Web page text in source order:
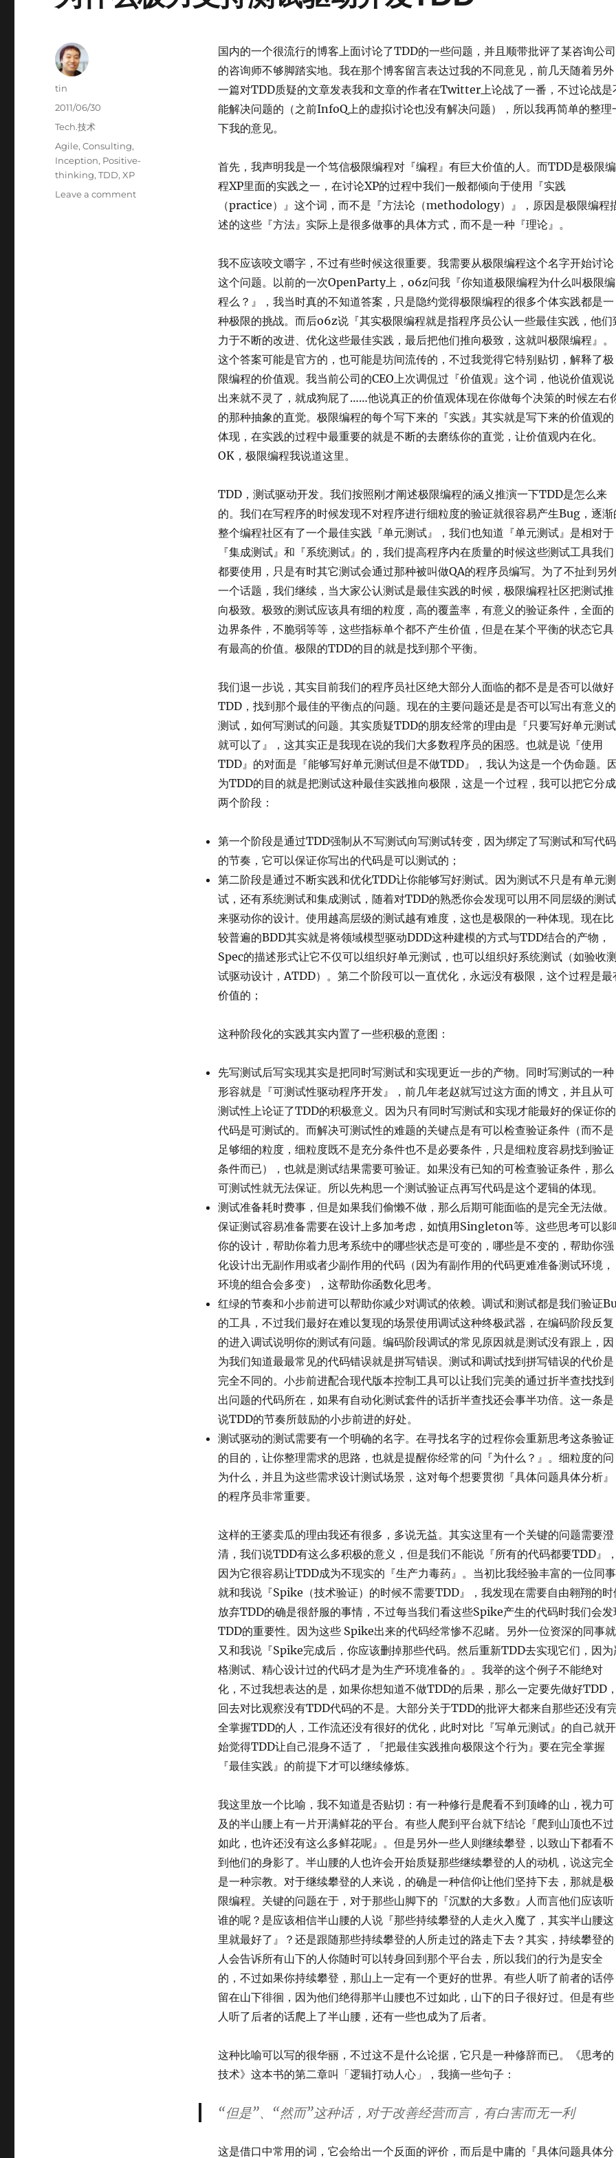
国内的一个很流行的博客上面讨论了TDD的一些问题，并且顺带批评了某咨询公司
的咨询师不够脚踏实地。我在那个博客留言表达过我的不同意见，前几天随着另外
一篇对TDD质疑的文章发表我和文章的作者在Twitter上论战了一番，不过论战是
能解决问题的（之前InfoQ上的虚拟讨论也没有解决问题），所以我再简单的整理
下我的意见。
首先，我声明我是一个笃信极限编程对『编程』有巨大价值的人。而TDD是极限编
程XP里面的实践之一，在讨论XP的过程中我们一般都倾向于使用『实践
（practice）』这个词，而不是『方法论（methodology）』，原因是极限编程
述的这些『方法』实际上是很多做事的具体方式，而不是一种『理论』。
我不应该咬文嚼字，不过有些时候这很重要。我需要从极限编程这个名字开始讨论
这个问题。以前的一次OpenParty上，o6z问我『你知道极限编程为什么叫极限编
程么？』，我当时真的不知道答案，只是隐约觉得极限编程的很多个体实践都是一
种极限的挑战。而后o6z说『其实极限编程就是指程序员公认一些最佳实践，他们
力于不断的改进、优化这些最佳实践，最后把他们推向极致，这就叫极限编程』。
这个答案可能是官方的，也可能是坊间流传的，不过我觉得它特别贴切，解释了极
限编程的价值观。我当前公司的CEO上次调侃过『价值观』这个词，他说价值观说
出来就不灵了，就成狗屁了……他说真正的价值观体现在你做每个决策的时候左右
的那种抽象的直觉。极限编程的每个写下来的『实践』其实就是写下来的价值观的
体现，在实践的过程中最重要的就是不断的去磨练你的直觉，让价值观内在化。
OK，极限编程我说道这里。
TDD，测试驱动开发。我们按照刚才阐述极限编程的涵义推演一下TDD是怎么来
的。我们在写程序的时候发现不对程序进行细粒度的验证就很容易产生Bug，逐渐
整个编程社区有了一个最佳实践『单元测试』，我们也知道『单元测试』是相对于
『集成测试』和『系统测试』的，我们提高程序内在质量的时候这些测试工具我们
都要使用，只是有时其它测试会通过那种被叫做QA的程序员编写。为了不扯到另
一个话题，我们继续，当大家公认测试是最佳实践的时候，极限编程社区把测试推
向极致。极致的测试应该具有细的粒度，高的覆盖率，有意义的验证条件，全面的
边界条件，不脆弱等等，这些指标单个都不产生价值，但是在某个平衡的状态它具
有最高的价值。极限的TDD的目的就是找到那个平衡。
我们退一步说，其实目前我们的程序员社区绝大部分人面临的都不是是否可以做好
TDD，找到那个最佳的平衡点的问题。现在的主要问题还是是否可以写出有意义的
测试，如何写测试的问题。其实质疑TDD的朋友经常的理由是『只要写好单元测试
就可以了』，这其实正是我现在说的我们大多数程序员的困惑。也就是说『使用
TDD』的对面是『能够写好单元测试但是不做TDD』，我认为这是一个伪命题。
为TDD的目的就是把测试这种最佳实践推向极限，这是一个过程，我可以把它分成
两个阶段：
第一个阶段是通过TDD强制从不写测试向写测试转变，因为绑定了写测试和写代码
的节奏，它可以保证你写出的代码是可以测试的；
第二阶段是通过不断实践和优化TDD让你能够写好测试。因为测试不只是有单元测
试，还有系统测试和集成测试，随着对TDD的熟悉你会发现可以用不同层级的测试
来驱动你的设计。使用越高层级的测试越有难度，这也是极限的一种体现。现在比
较普遍的BDD其实就是将领域模型驱动DDD这种建模的方式与TDD结合的产物，
Spec的描述形式让它不仅可以组织好单元测试，也可以组织好系统测试（如验收
试驱动设计，ATDD）。第二个阶段可以一直优化，永远没有极限，这个过程是最
价值的；
这种阶段化的实践其实内置了一些积极的意图：
先写测试后写实现其实是把同时写测试和实现更近一步的产物。同时写测试的一种
形容就是『可测试性驱动程序开发』，前几年老赵就写过这方面的博文，并且从可
测试性上论证了TDD的积极意义。因为只有同时写测试和实现才能最好的保证你的
代码是可测试的。而解决可测试性的难题的关键点是有可以检查验证条件（而不是
足够细的粒度，细粒度既不是充分条件也不是必要条件，只是细粒度容易找到验证
条件而已），也就是测试结果需要可验证。如果没有已知的可检查验证条件，那么
可测试性就无法保证。所以先构思一个测试验证点再写代码是这个逻辑的体现。
测试准备耗时费事，但是如果我们偷懒不做，那么后期可能面临的是完全无法做。
保证测试容易准备需要在设计上多加考虑，如慎用Singleton等。这些思考可以影
你的设计，帮助你着力思考系统中的哪些状态是可变的，哪些是不变的，帮助你强
化设计出无副作用或者少副作用的代码（因为有副作用的代码更难准备测试环境，
环境的组合会多变），这帮助你函数化思考。
红绿的节奏和小步前进可以帮助你减少对调试的依赖。调试和测试都是我们验证
的工具，不过我们最好在难以复现的场景使用调试这种终极武器，在编码阶段反复
的进入调试说明你的测试有问题。编码阶段调试的常见原因就是测试没有跟上，因
为我们知道最最常见的代码错误就是拼写错误。测试和调试找到拼写错误的代价是
完全不同的。小步前进配合现代版本控制工具可以让我们完美的通过折半查找找到
出问题的代码所在，如果有自动化测试套件的话折半查找还会事半功倍。这一条是
说TDD的节奏所鼓励的小步前进的好处。
测试驱动的测试需要有一个明确的名字。在寻找名字的过程你会重新思考这条验证
的目的，让你整理需求的思路，也就是提醒你经常的问『为什么？』。细粒度的问
为什么，并且为这些需求设计测试场景，这对每个想要贯彻『具体问题具体分析』
的程序员非常重要。
这样的王婆卖瓜的理由我还有很多，多说无益。其实这里有一个关键的问题需要澄
清，我们说TDD有这么多积极的意义，但是我们不能说『所有的代码都要TDD』
因为它很容易让TDD成为不现实的『生产力毒药』。当初比我经验丰富的一位同事
就和我说『Spike（技术验证）的时候不需要TDD』，我发现在需要自由翱翔的时
放弃TDD的确是很舒服的事情，不过每当我们看这些Spike产生的代码时我们会发
TDD的重要性。因为这些 Spike出来的代码经常惨不忍睹。另外一位资深的同事就
又和我说『Spike完成后，你应该删掉那些代码。然后重新TDD去实现它们，因为
格测试、精心设计过的代码才是为生产环境准备的』。我举的这个例子不能绝对
化，不过我想表达的是，如果你想知道不做TDD的后果，那么一定要先做好TDD
回去对比观察没有TDD代码的不是。大部分关于TDD的批评大都来自那些还没有
全掌握TDD的人，工作流还没有很好的优化，此时对比『写单元测试』的自己就开
始觉得TDD让自己混身不适了，『把最佳实践推向极限这个行为』要在完全掌握
『最佳实践』的前提下才可以继续修炼。
我这里放一个比喻，我不知道是否贴切：有一种修行是爬看不到顶峰的山，视力可
及的半山腰上有一片开满鲜花的平台。有些人爬到平台就下结论『爬到山顶也不过
如此，也许还没有这么多鲜花呢』。但是另外一些人则继续攀登，以致山下都看不
到他们的身影了。半山腰的人也许会开始质疑那些继续攀登的人的动机，说这完全
是一种宗教。对于继续攀登的人来说，的确是一种信仰让他们坚持下去，那就是极
限编程。关键的问题在于，对于那些山脚下的『沉默的大多数』人而言他们应该听
谁的呢？是应该相信半山腰的人说『那些持续攀登的人走火入魔了，其实半山腰这
里就最好了』？还是跟随那些持续攀登的人所走过的路走下去？其实，持续攀登的
人会告诉所有山下的人你随时可以转身回到那个平台去，所以我们的行为是安全
的，不过如果你持续攀登，那山上一定有一个更好的世界。有些人听了前者的话停
留在山下徘徊，因为他们绝得那半山腰也不过如此，山下的日子很好过。但是有些
人听了后者的话爬上了半山腰，还有一些也成为了后者。
这种比喻可以写的很华丽，不过这不是什么论据，它只是一种修辞而已。《思考的
技术》这本书的第二章叫「逻辑打动人心」，我摘一些句子：
“但是”、“然而”这种话，对于改善经营而言，有白害而无一利
这是借口中常用的词，它会给出一个反面的评价，而后是中庸的『具体问题具体分
Author
tin
Posted
2011/06/30
Categories
Tech.技术
Tags
Agile,Consulting,
Inception, Positive-
thinking,TDD,XP
Leave a commenton